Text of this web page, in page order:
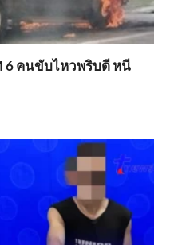
6 คนขับไหวพริบดี หนี